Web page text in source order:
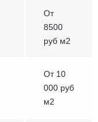
От
8500
руб м2
От 10
000 руб
м2